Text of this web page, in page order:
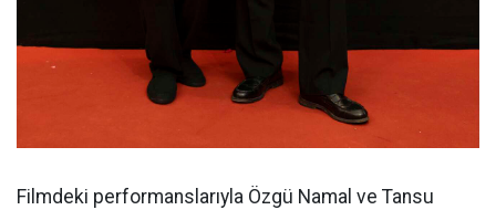
Filmdeki performanslarıyla Özgü Namal ve Tansu